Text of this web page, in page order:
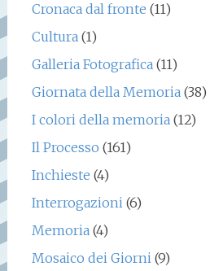
Cronaca dal fronte (11)
Cultura(1)
Galleria Fotografica(11)
Giornata della Memoria(38)
I colori della memoria(12)
Il Processo (161)
Inchieste (4)
Interrogazioni(6)
Memoria(4)
Mosaico dei Giorni(9)